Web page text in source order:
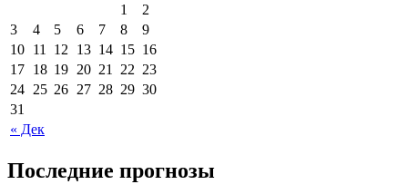
« Дек
1
2
3
4 5 6 7 8
9
10 11 12 13 14 15 16
17 18 19 20 21 22 23
24 25 26 27 28 29 30
31
Последние прогнозы